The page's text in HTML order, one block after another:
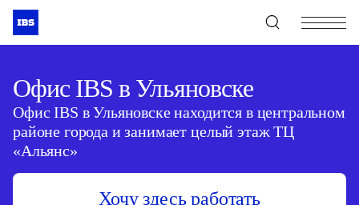
+7 (495) 967-80-80
Офис IBS в Ульяновске
Офис IBS в Ульяновске находится в центральном
районе города и занимает целый этаж ТЦ
«Альянс»
Хочу здесь работать